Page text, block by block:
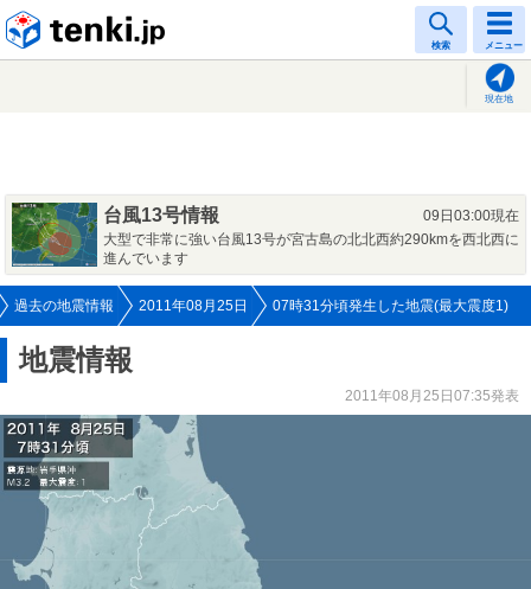
検索 メニュー
現在地
台風13号情報
09日03:00現在
大型で非常に強い台風13号が宮古島の北北西約290kmを西北西に
進んでいます
過去の地震情報 2011年08月25日 07時31分頃発生した地震(最大震度1)
地震情報
2011年08月25日07:35発表